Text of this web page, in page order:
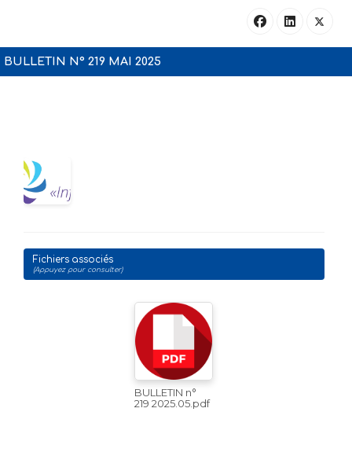
BULLETIN N° 219 MAI 2025
Fichiers associés
(Appuyez pour consulter)
BULLETIN n°
219 2025.05.pdf